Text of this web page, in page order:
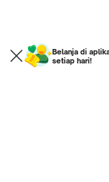
Belanja di
setiap hari!